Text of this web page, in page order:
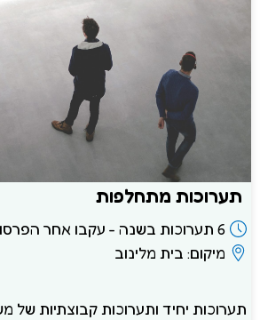
תערוכות מתחלפות
6 תערוכות בשנה - עקבו אחר הפרסומים שלנו
מיקום: בית מלינוב
תערוכות יחיד ותערוכות קבוצתיות של